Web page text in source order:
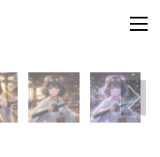
t
o
l
e
n
a
v